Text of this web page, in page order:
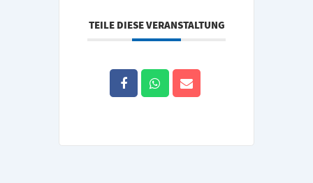
TEILE DIESE VERANSTALTUNG